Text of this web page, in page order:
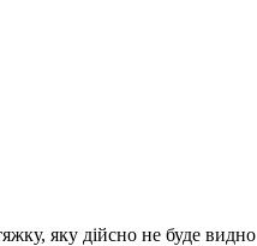
яку дійсно не буде видно